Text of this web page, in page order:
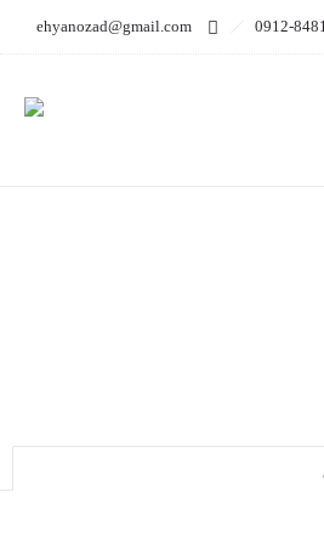
ehyanozad@gmail.com 0912-